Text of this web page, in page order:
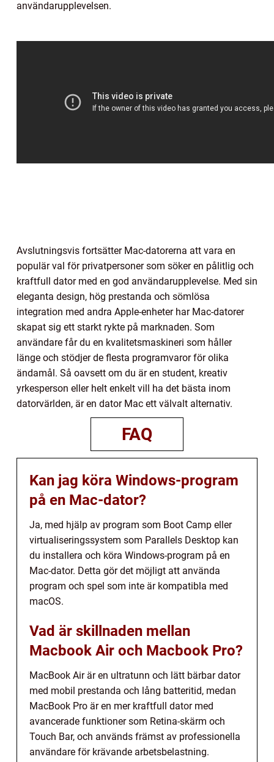
användarupplevelsen.
Avslutningsvis fortsätter Mac-datorerna att vara en
populär val för privatpersoner som söker en pålitlig och
kraftfull dator med en god användarupplevelse. Med sin
eleganta design, hög prestanda och sömlösa
integration med andra Apple-enheter har Mac-datorer
skapat sig ett starkt rykte på marknaden. Som
användare får du en kvalitetsmaskineri som håller
länge och stödjer de flesta programvaror för olika
ändamål. Så oavsett om du är en student, kreativ
yrkesperson eller helt enkelt vill ha det bästa inom
datorvärlden, är en dator Mac ett välvalt alternativ.
FAQ
Kan jag köra Windows-program
på en Mac-dator?
Ja, med hjälp av program som Boot Camp eller
virtualiseringssystem som Parallels Desktop kan
du installera och köra Windows-program på en
Mac-dator. Detta gör det möjligt att använda
program och spel som inte är kompatibla med
macOS.
Vad är skillnaden mellan
Macbook Air och Macbook Pro?
MacBook Air är en ultratunn och lätt bärbar dator
med mobil prestanda och lång batteritid, medan
MacBook Pro är en mer kraftfull dator med
avancerade funktioner som Retina-skärm och
Touch Bar, och används främst av professionella
användare för krävande arbetsbelastning.